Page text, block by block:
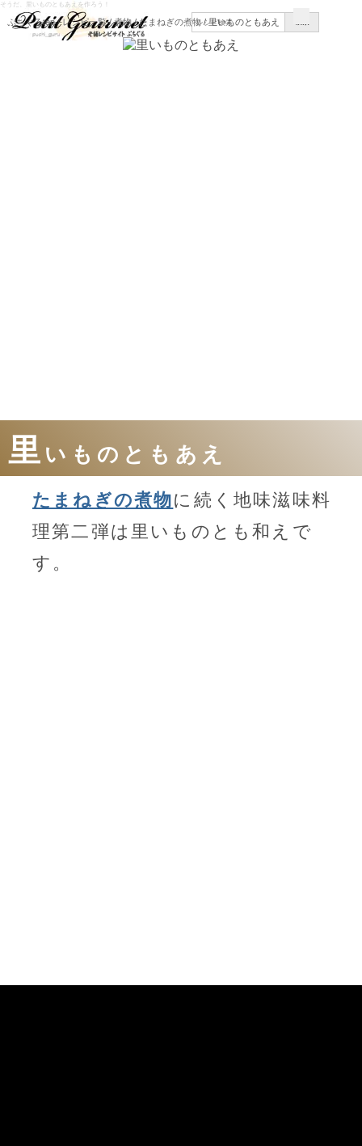
そうだ、里いものともあえを作ろう！
ぷちぐるtop/レシピ一覧/煮物/たまねぎの煮物/ 里いものともあえ
里 いものともあえ
たまねぎの煮物に続く地味滋味料
理第二弾は里いものとも和えで
す。